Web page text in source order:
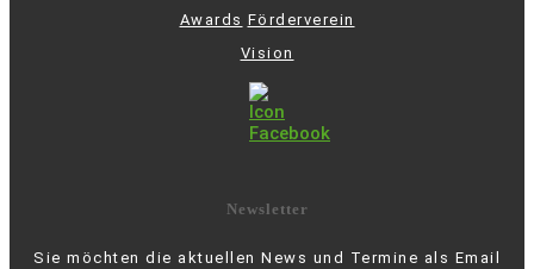
Awards Förderverein
Vision
Newsletter
Sie möchten die aktuellen News und Termine als Email